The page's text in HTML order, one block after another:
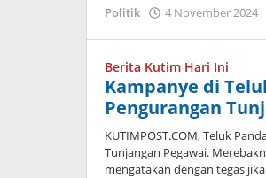
Politik
4 November 2024
Berita Kutim Hari Ini
Kampanye di
Pengurangan
KUTIMPOST.COM, Teluk
Tunjangan Pegawai.
mengatakan dengan tegas